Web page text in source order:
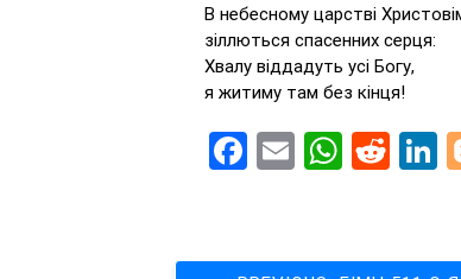
В небесному царстві
зіллються спасенних серця:
Хвалу віддадуть усі Богу,
я житиму там без кінця!
Facebook
Email